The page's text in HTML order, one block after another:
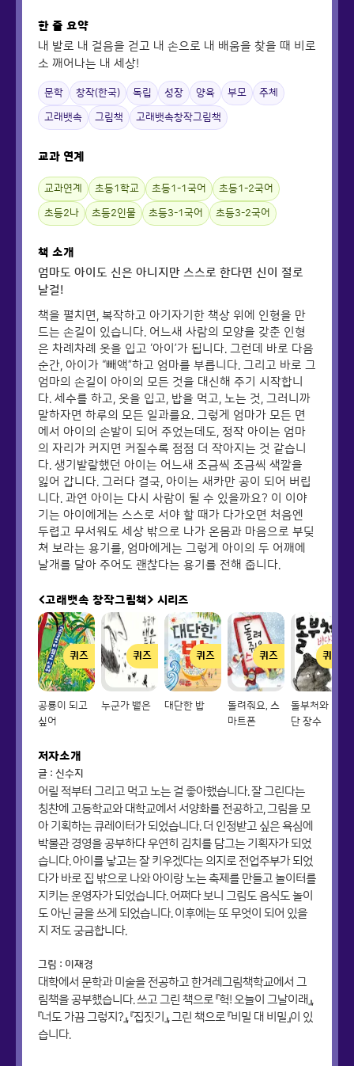
한 줄 요약
내 발로 내 걸음을 걷고 내 손으로 내 배움을 찾을 때 비로
소 깨어나는 내 세상!
문학 창작(한국) 독립 성장 양육 부모 주체
고래뱃속 그림책 고래뱃속창작그림책
교과 연계
교과연계 초등1학교 초등1-1국어 초등1-2국어
초등2나 초등2인물 초등3-1국어 초등3-2국어
책 소개
엄마도 아이도 신은 아니지만 스스로 한다면 신이 절로
날걸!
책을 펼치면, 복작하고 아기자기한 책상 위에 인형을 만
드는 손길이 있습니다. 어느새 사람의 모양을 갖춘 인형
은 차례차례 옷을 입고 ‘아이’가 됩니다. 그런데 바로 다음
순간, 아이가 “빼액”하고 엄마를 부릅니다. 그리고 바로 그
엄마의 손길이 아이의 모든 것을 대신해 주기 시작합니
다. 세수를 하고, 옷을 입고, 밥을 먹고, 노는 것, 그러니까
말하자면 하루의 모든 일과를요. 그렇게 엄마가 모든 면
에서 아이의 손발이 되어 주었는데도, 정작 아이는 엄마
의 자리가 커지면 커질수록 점점 더 작아지는 것 같습니
다. 생기발랄했던 아이는 어느새 조금씩 조금씩 색깔을
잃어 갑니다. 그러다 결국, 아이는 새카만 공이 되어 버립
니다. 과연 아이는 다시 사람이 될 수 있을까요? 이 이야
기는 아이에게는 스스로 서야 할 때가 다가오면 처음엔
두렵고 무서워도 세상 밖으로 나가 온몸과 마음으로 부딪
쳐 보라는 용기를, 엄마에게는 그렇게 아이의 두 어깨에
날개를 달아 주어도 괜찮다는 용기를 전해 줍니다.
<고래뱃속 창작그림책> 시리즈
퀴즈
공룡이 되고
싶어
퀴즈
누군가 뱉은
퀴즈
대단한 밥
퀴즈
돌려줘요, 스
마트폰
퀴즈
돌부처와 비
단 장수
저자소개
글 : 신수지
어릴 적부터 그리고 먹고 노는 걸 좋아했습니다. 잘 그린다는
칭찬에 고등학교와 대학교에서 서양화를 전공하고, 그림을 모
아 기획하는 큐레이터가 되었습니다. 더 인정받고 싶은 욕심에
박물관 경영을 공부하다 우연히 김치를 담그는 기획자가 되었
습니다. 아이를 낳고는 잘 키우겠다는 의지로 전업주부가 되었
다가 바로 집 밖으로 나와 아이랑 노는 축제를 만들고 놀이터를
지키는 운영자가 되었습니다. 어쩌다 보니 그림도 음식도 놀이
도 아닌 글을 쓰게 되었습니다. 이후에는 또 무엇이 되어 있을
지 저도 궁금합니다.
그림 : 이재경
대학에서 문학과 미술을 전공하고 한겨레그림책학교에서 그
림책을 공부했습니다. 쓰고 그린 책으로 『헉! 오늘이 그날이래』,
『너도 가끔 그렇지?』, 『집짓기』, 그린 책으로 『비밀 대 비밀』이 있
습니다.